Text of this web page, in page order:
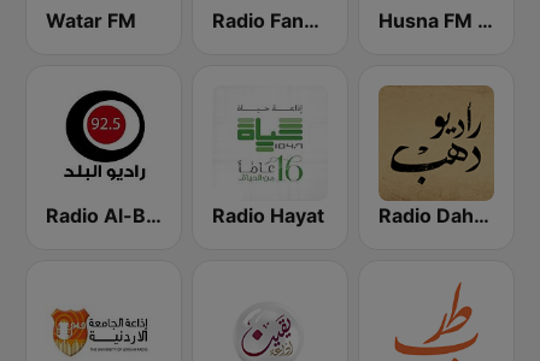
Watar FM Radio Fann (راديو فن) Husna FM (حسنى)
Radio Al-Balad 92.5 (راديو البلد) Radio Hayat Radio Dahab - راديو دهب